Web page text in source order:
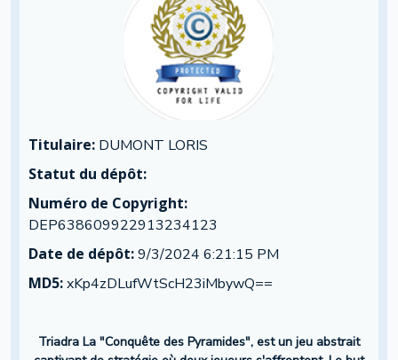
Titulaire: DUMONT LORIS
Statut du dépôt:
Numéro de Copyright:
DEP638609922913234123
Date de dépôt:9/3/2024 6:21:15 PM
MD5:xKp4zDLufWtScH23iMbywQ==
Triadra La "Conquête des Pyramides", est un jeu abstrait